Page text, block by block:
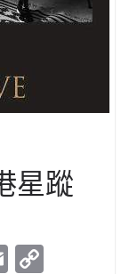
星蹤
E